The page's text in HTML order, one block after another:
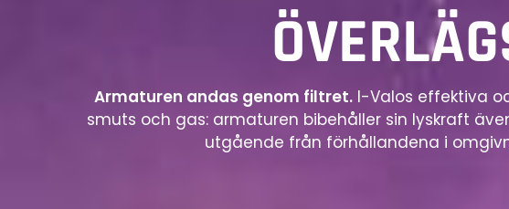
Armaturen andas genom filtret. I-Valos effektiva
smuts och gas: armaturen bibehåller sin lyskraft
utgående från förhållandena i